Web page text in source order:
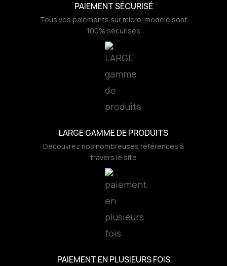
PAIEMENT SÉCURISÉ
Tous vos paiements sur micro-modèle sont
100% sécurisés
LARGE GAMME DE PRODUITS
Découvrez nos nombreuses références à
travers le site
PAIEMENT EN PLUSIEURS FOIS